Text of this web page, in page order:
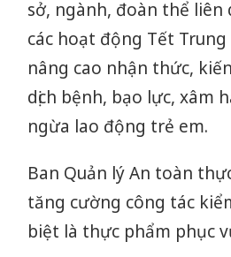
sở, ngành, đoàn thể
các hoạt động Tết
nâng cao nhận thức,
dịch bệnh, bạo lực, xâm
ngừa lao động trẻ em.
Ban Quản lý An toàn
tăng cường công tác
biệt là thực phẩm phục